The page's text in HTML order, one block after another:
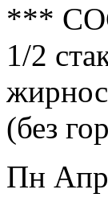
***
1/2
(без
Пн